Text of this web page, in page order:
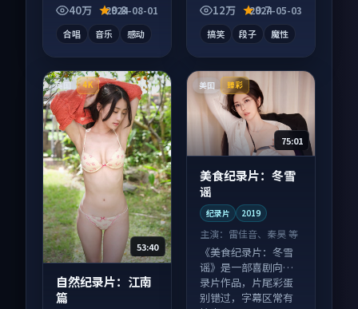
并行，细节值得二刷
40万 9.8
2024-08-01
合唱 音乐 感动
12万 9.7
2024-05-03
搞笑 段子 魔性
英国 4K
53:40
自然纪录片：江南
篇
美国 臻彩
75:01
美食纪录片：冬雪
谣
纪录片 2019
主演： 雷佳音、秦昊 等
《美食纪录片：冬雪
谣》是一部喜剧向纪
录片作品，片尾彩蛋
别错过，字幕区常有